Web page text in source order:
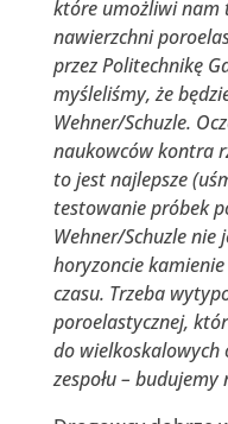
które umożliwi nam
nawierzchni
przez Politechnikę
myśleliśmy, że
Wehner/Schuzle.
naukowców kontra
to jest najlepsze
testowanie próbek
Wehner/Schuzle nie
horyzoncie
czasu. Trzeba
poroelastycznej,
do wielkoskalowych
zespołu –